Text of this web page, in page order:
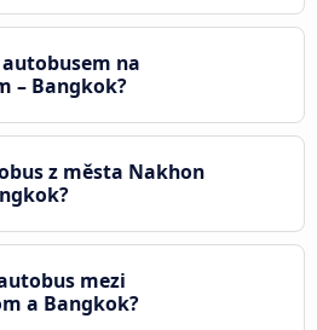
na
– Bangkok?
z města Nakhon
mezi
a Bangkok?